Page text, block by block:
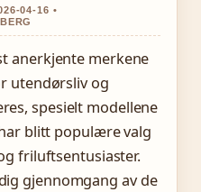
04-16 •
anerkjente merkene
utendørsliv og
spesielt modellene
blitt populære valg
friluftsentusiaster.
gjennomgang av de